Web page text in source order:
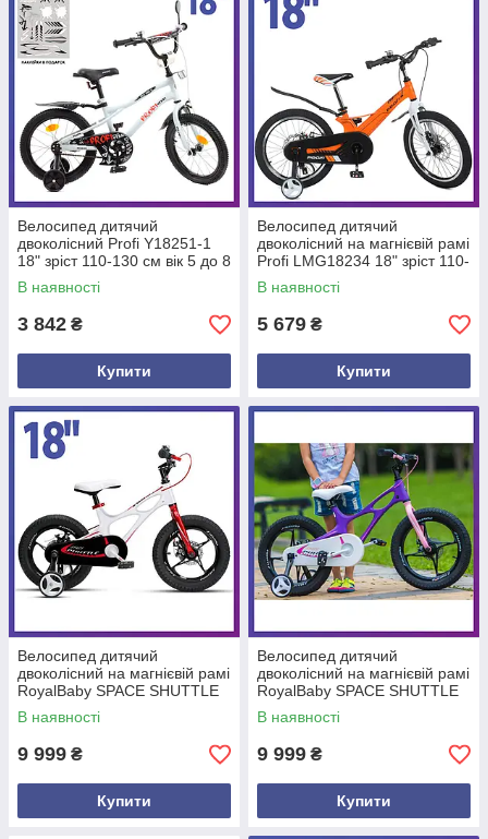
Велосипед дитячий
двоколісний Profi Y18251-1
18" зріст 110-130 см вік 5 до 8
років білий
В наявності
3 842 ₴
Купити
Велосипед дитячий
двоколісний на магнієвій рамі
Profi LMG18234 18" зріст 110-
130 см вік 5-8 років
жовтогарячий
В наявності
5 679 ₴
Купити
Велосипед дитячий
двоколісний на магнієвій рамі
RoyalBaby SPACE SHUTTLE
18" зріст 110-130 см від 5-8
років білий
В наявності
9 999 ₴
Купити
Велосипед дитячий
двоколісний на магнієвій рамі
RoyalBaby SPACE SHUTTLE
18" зріст 110-130 см від 5-8
років фіолет
В наявності
9 999 ₴
Купити